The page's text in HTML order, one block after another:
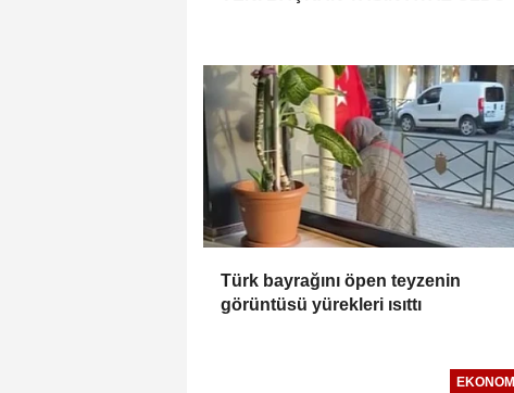
Türk bayrağını öpen teyzenin
görüntüsü yürekleri ısıttı
EKONOMI